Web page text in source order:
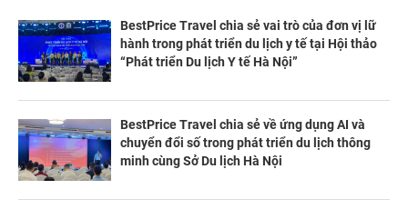
BestPrice Travel chia sẻ vai trò của đơn vị lữ
hành trong phát triển du lịch y tế tại Hội thảo
“Phát triển Du lịch Y tế Hà Nội”
BestPrice Travel chia sẻ về ứng dụng AI và
chuyển đổi số trong phát triển du lịch thông
minh cùng Sở Du lịch Hà Nội
NHẬN ƯU ĐÃI NGAY